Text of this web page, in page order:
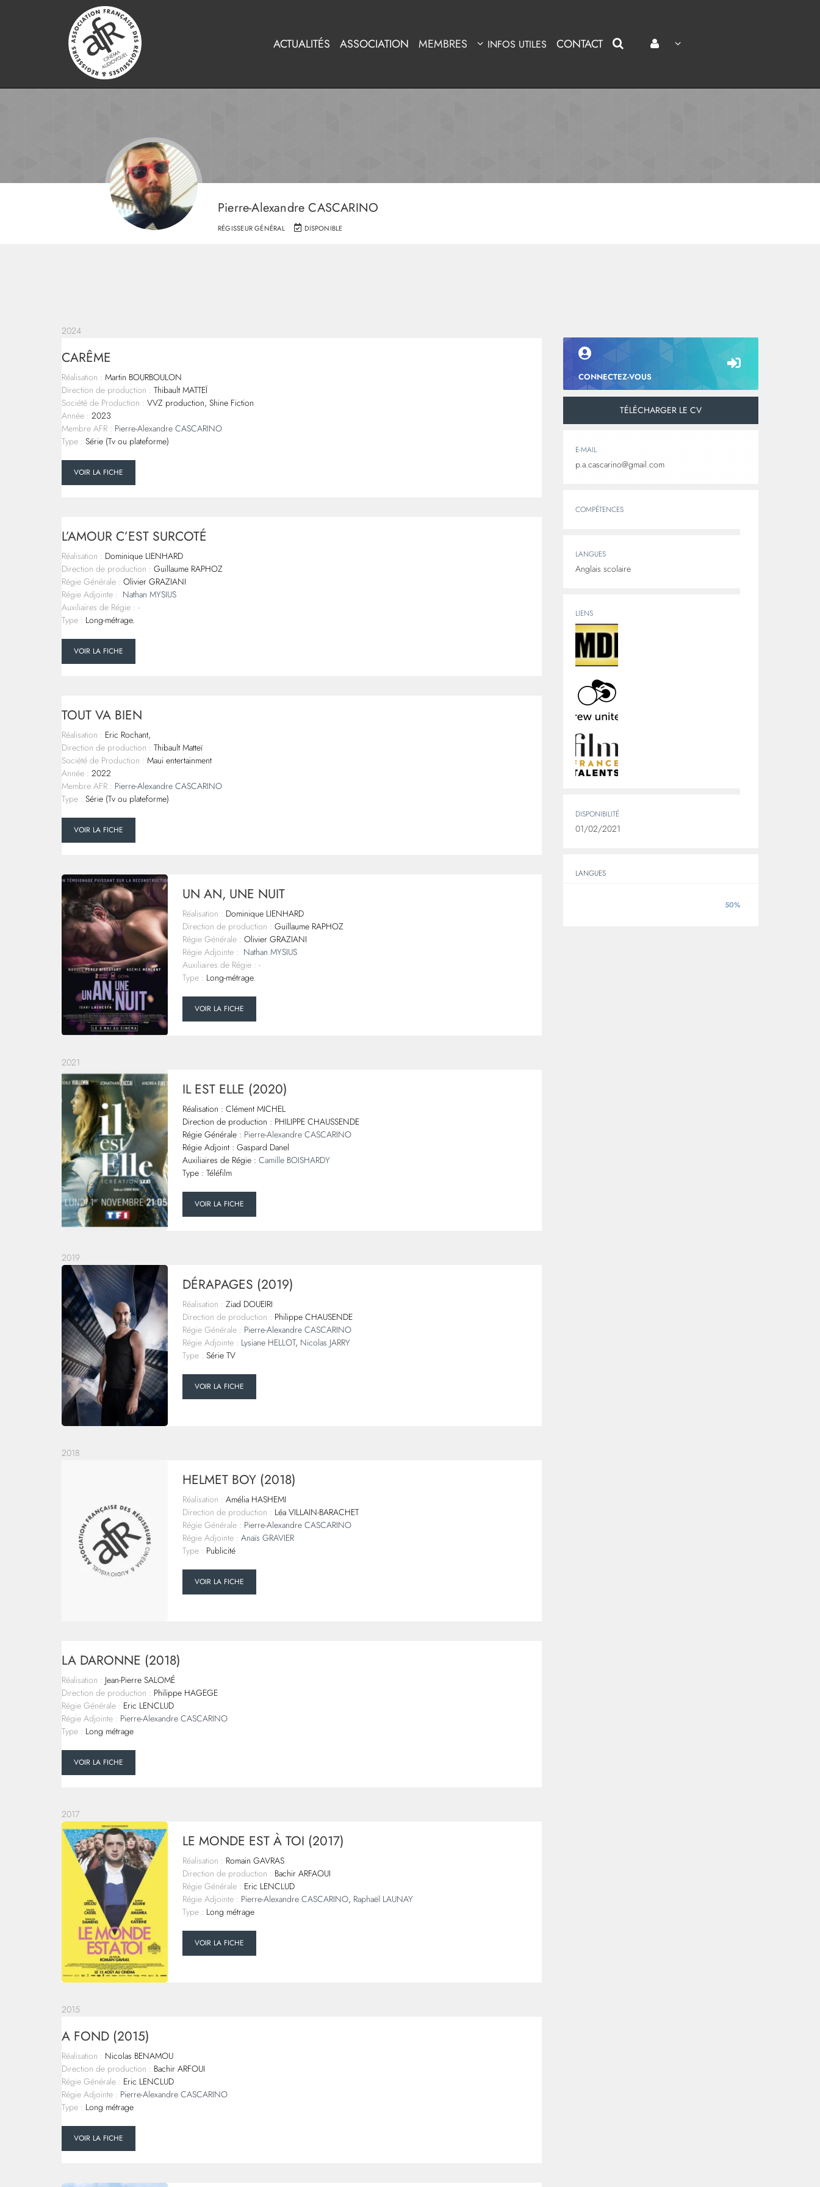
ACTUALITÉS ASSOCIATION MEMBRES INFOS UTILES CONTACT
Pierre-Alexandre CASCARINO
RÉGISSEUR GÉNÉRAL DISPONIBLE
2024
CARÊME
Réalisation : Martin BOURBOULON
Direction de production : Thibault MATTEÏ
Société de Production : VVZ production, Shine Fiction
Année : 2023
Membre AFR : Pierre-Alexandre CASCARINO
Type : Série (Tv ou plateforme)
VOIR LA FICHE
L’AMOUR C’EST SURCOTÉ
Réalisation : Dominique LIENHARD
Direction de production : Guillaume RAPHOZ
Régie Générale : Olivier GRAZIANI
Régie Adjointe : Nathan MYSIUS
Auxiliaires de Régie : -
Type : Long-métrage.
VOIR LA FICHE
TOUT VA BIEN
Réalisation : Eric Rochant,
Direction de production : Thibault Matteï
Société de Production : Maui entertainment
Année : 2022
Membre AFR : Pierre-Alexandre CASCARINO
Type : Série (Tv ou plateforme)
VOIR LA FICHE
UN AN, UNE NUIT
Réalisation : Dominique LIENHARD
Direction de production : Guillaume RAPHOZ
Régie Générale : Olivier GRAZIANI
Régie Adjointe : Nathan MYSIUS
Auxiliaires de Régie : -
Type : Long-métrage.
VOIR LA FICHE
2021
IL EST ELLE (2020)
Réalisation : Clément MICHEL
Direction de production : PHILIPPE CHAUSSENDE
Régie Générale : Pierre-Alexandre CASCARINO
Régie Adjoint : Gaspard Danel
Auxiliaires de Régie : Camille BOISHARDY
Type : Téléfilm
VOIR LA FICHE
2019
DÉRAPAGES (2019)
Réalisation : Ziad DOUEIRI
Direction de production : Philippe CHAUSENDE
Régie Générale : Pierre-Alexandre CASCARINO
Régie Adjointe : Lysiane HELLOT, Nicolas JARRY
Type : Série TV
VOIR LA FICHE
2018
HELMET BOY (2018)
Réalisation : Amélia HASHEMI
Direction de production : Léa VILLAIN-BARACHET
Régie Générale : Pierre-Alexandre CASCARINO
Régie Adjointe : Anaïs GRAVIER
Type : Publicité
VOIR LA FICHE
LA DARONNE (2018)
Réalisation : Jean-Pierre SALOMÉ
Direction de production : Philippe HAGEGE
Régie Générale : Eric LENCLUD
Régie Adjointe : Pierre-Alexandre CASCARINO
Type : Long métrage
VOIR LA FICHE
2017
LE MONDE EST À TOI (2017)
Réalisation : Romain GAVRAS
Direction de production : Bachir ARFAOUI
Régie Générale : Eric LENCLUD
Régie Adjointe : Pierre-Alexandre CASCARINO, Raphaël LAUNAY
Type : Long métrage
VOIR LA FICHE
2015
A FOND (2015)
Réalisation : Nicolas BENAMOU
Direction de production : Bachir ARFOUI
Régie Générale : Eric LENCLUD
Régie Adjointe : Pierre-Alexandre CASCARINO
Type : Long métrage
VOIR LA FICHE
CONNECTEZ-VOUS
TÉLÉCHARGER LE CV
E-MAIL
p.a.cascarino@gmail.com
COMPÉTENCES
LANGUES
Anglais scolaire
LIENS
DISPONIBILITÉ
01/02/2021
LANGUES
50%